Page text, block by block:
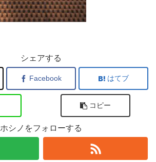
シェアする
Facebook はてブ
コピー
ホシノをフォローする